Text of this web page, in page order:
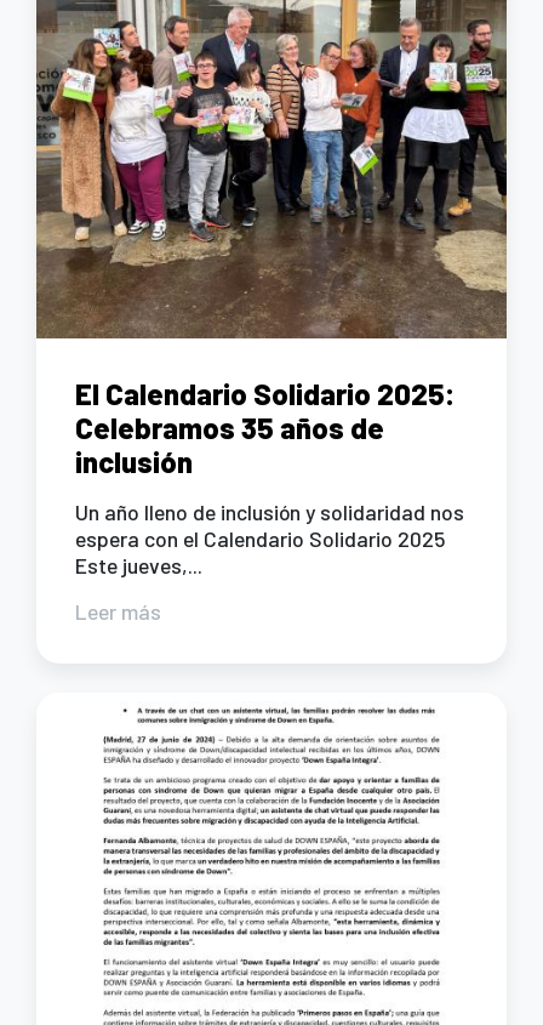
El Calendario Solidario 2025:
Celebramos 35 años de
inclusión
Un año lleno de inclusión y solidaridad nos
espera con el Calendario Solidario 2025
Este jueves,...
Leer más